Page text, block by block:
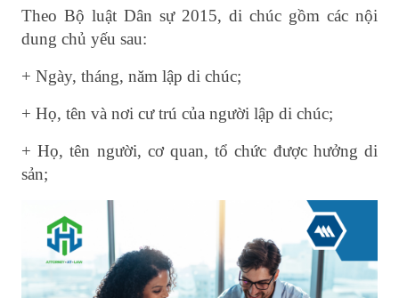
Theo Bộ luật Dân sự 2015, di chúc gồm các nội
dung chủ yếu sau:
+ Ngày, tháng, năm lập di chúc;
+ Họ, tên và nơi cư trú của người lập di chúc;
+ Họ, tên người, cơ quan, tổ chức được hưởng di
sản;